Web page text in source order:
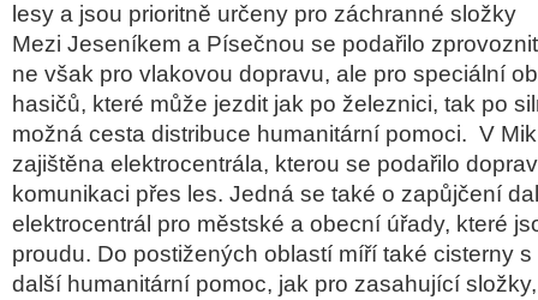
lesy a jsou prioritně určeny pro záchranné složky
Mezi Jeseníkem a Písečnou se podařilo
ne však pro vlakovou dopravu, ale pro speciální
hasičů, které může jezdit jak po železnici, tak po
možná cesta distribuce humanitární pomoci. V
zajištěna elektrocentrála, kterou se podařilo
komunikaci přes les. Jedná se také o zapůjčení
elektrocentrál pro městské a obecní úřady, které
proudu. Do postižených oblastí míří také cisterny
další humanitární pomoc, jak pro zasahující